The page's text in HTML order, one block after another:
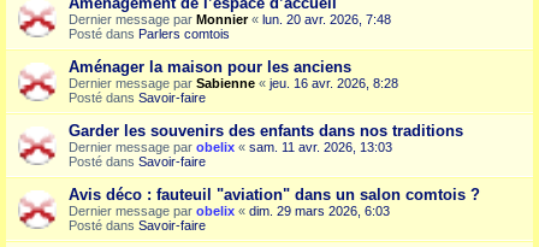
Dernier message par Monnier« lun. 20 avr. 2026, 7:48
Posté dans Parlers comtois
Aménager la maison pour les anciens
Dernier message par Sabienne « jeu. 16 avr. 2026, 8:28
Posté dans Savoir-faire
Garder les souvenirs des enfants dans nos traditions
Dernier message par obelix « sam. 11 avr. 2026, 13:03
Posté dans Savoir-faire
Avis déco : fauteuil "aviation" dans un salon comtois ?
Dernier message par obelix « dim. 29 mars 2026, 6:03
Posté dans Savoir-faire